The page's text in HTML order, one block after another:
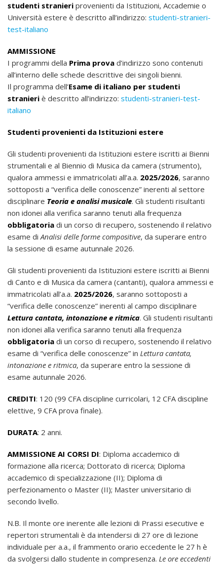
studenti stranieri provenienti da Istituzioni, Accademie o
Università estere è descritto all’indirizzo: studenti-stranieri-
test-italiano
AMMISSIONE
I programmi della Prima prova d’indirizzo sono contenuti
all’interno delle schede descrittive dei singoli bienni.
Il programma dell’Esame di italiano per studenti
stranieri è descritto all’indirizzo: studenti-stranieri-test-
italiano
Studenti provenienti da Istituzioni estere
Gli studenti provenienti da Istituzioni estere iscritti ai Bienni
strumentali e al Biennio di Musica da camera (strumento),
qualora ammessi e immatricolati all’a.a. 2025/2026, saranno
sottoposti a “verifica delle conoscenze” inerenti al settore
disciplinare Teoria e analisi musicale. Gli studenti risultanti
non idonei alla verifica saranno tenuti alla frequenza
obbligatoria di un corso di recupero, sostenendo il relativo
esame diAnalisi delle forme compositive, da superare entro
la sessione di esame autunnale 2026.
Gli studenti provenienti da Istituzioni estere iscritti ai Bienni
di Canto e di Musica da camera (cantanti), qualora ammessi e
immatricolati all’a.a. 2025/2026, saranno sottoposti a
“verifica delle conoscenze” inerenti al campo disciplinare
Lettura cantata, intonazione e ritmica. Gli studenti risultanti
non idonei alla verifica saranno tenuti alla frequenza
obbligatoria di un corso di recupero, sostenendo il relativo
esame di “verifica delle conoscenze” in Lettura cantata,
intonazione e ritmica, da superare entro la sessione di
esame autunnale 2026.
CREDITI: 120 (99 CFA discipline curricolari, 12 CFA discipline
elettive, 9 CFA prova finale).
DURATA: 2 anni.
AMMISSIONE AI CORSI DI: Diploma accademico di
formazione alla ricerca; Dottorato di ricerca; Diploma
accademico di specializzazione (II); Diploma di
perfezionamento o Master (II); Master universitario di
secondo livello.
N.B. Il monte ore inerente alle lezioni di Prassi esecutive e
repertori strumentali è da intendersi di 27 ore di lezione
individuale per a.a., il frammento orario eccedente le 27 h è
da svolgersi dallo studente in compresenza. Le ore eccedenti